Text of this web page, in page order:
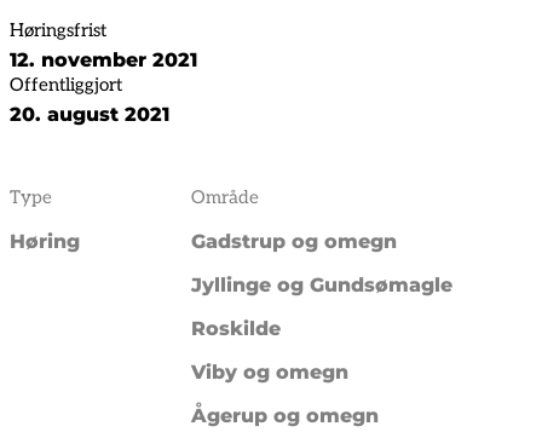
Høringsfrist
12. november 2021
Offentliggjort
20. august 2021
Type
Høring
Område
Gadstrup og omegn
Jyllinge og Gundsømagle
Roskilde
Viby og omegn
Ågerup og omegn